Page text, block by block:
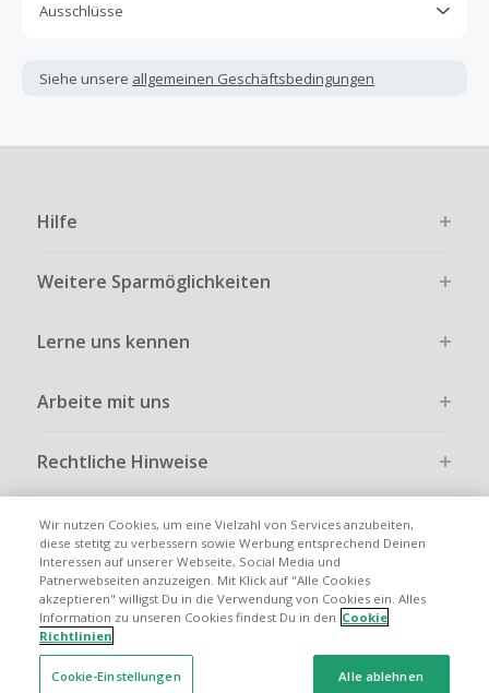
Ausschlüsse
andere Sparprogramme verwendet werden, die nicht
ausdrücklich auf dieser Händlerseite von TopCashback
Kein Cashback für den Kauf von Geschenkgutscheinen
Bezahlvorgang ist nur dann cashbackfähig, wenn dies
ausdrücklich auf der Händlerseite erlaubt ist.
Stornierung, Kündigung eines Abonnements oder Widerruf
Gewerbliche, Reseller- oder ungewöhnlich große
Cashback ausgeschlossen.
über TopCashback gestartet wurde.
Siehe unsere allgemeinen Geschäftsbedingungen
Hilfe
Weitere Sparmöglichkeiten
Lerne uns kennen
Arbeite mit uns
Rechtliche Hinweise
Globale Websites UK US CN JP FR AU
Wir nutzen Cookies, um eine Vielzahl von Services anzubeiten,
diese stetitg zu verbessern sowie Werbung entsprechend Deinen
Interessen auf unserer Webseite, Social Media und
Patnerwebseiten anzuzeigen. Mit Klick auf "Alle Cookies
akzeptieren" willigst Du in die Verwendung von Cookies ein. Alles
Information zu unseren Cookies findest Du in den Cookie
Richtlinien
Cookie-Einstellungen Alle ablehnen